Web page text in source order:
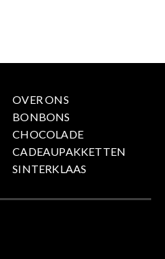
OVER ONS
BONBONS
CHOCOLADE
CADEAUPAKKETTEN
SINTERKLAAS